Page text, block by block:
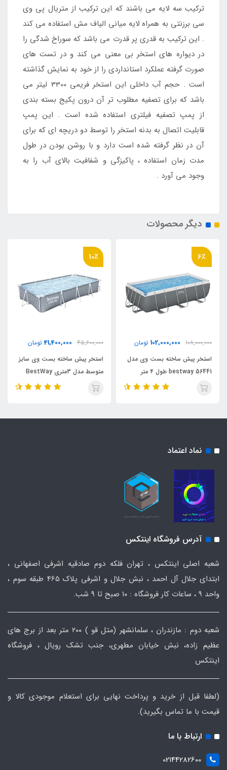
ترکیب سه لایه می باشند که این ترکیب از متریال پی وی
سی برزنتی به همراه لایه میانی الیاف مش استفاده می کند
. این ترکیب به قدری پر قدرت می باشد که سوراخ شدگی را
در دیواره های استخر بی معنی می کند و در تست های
صورت گرفته عملکرد استانداردی را از خود به نمایش گذاشته
است . حجم آب داخلی این استخر فریمی 3300 لیتر می
باشد که برای تصفیه مطلوب تر آن درون پکیج بسته بندی
از پمپ تصفیه فیلتری استفاده شده است . این پمپ
قابلیت اتصال به بدنه استخر را توسط دو دریچه ای که برای
آن در نظر گرفته شده است دارد و با روشن بودن در طول
مدت زمان استفاده ، پاکیزگی و شفافیت بالای آب را به
وجود می آورد .
دیگر محصولات
6٪
108,000,000
102,000,000 تومان
استخر پیش ساخته بست وی مدل
bestway 56441 طول ۴ متر
10٪
45,600,000
41,400,000 تومان
استخر پیش ساخته بست وی سایز
متوسط مدل 3متری BestWay
561FT
نماد اعتماد
آدرس فروشگاه اینتکس
شعبه اصلی اینتکس ، تهران فلکه دوم صادقیه اشرفی اصفهانی ،
ابتدای جلال آل احمد ، نبش جلال و اشرفی پلاک 465 طبقه سوم ،
واحد ۹ ، ساعات کار فروشگاه : ۱۰ صبح تا ۹ شب.
شعبه دوم : مازندران ، سلمانشهر (متل قو ) ۲۰۰ متر بعد از برج های
عظیم زاده، نبش خیابان مطهری، جنب تشک رویال ، فروشگاه
اینتکس
(لطفا قبل از خرید و پرداخت نهایی برای استعلام موجودی کالا و
قیمت با ما تماس بگیرید).
ارتباط با ما
02144282600